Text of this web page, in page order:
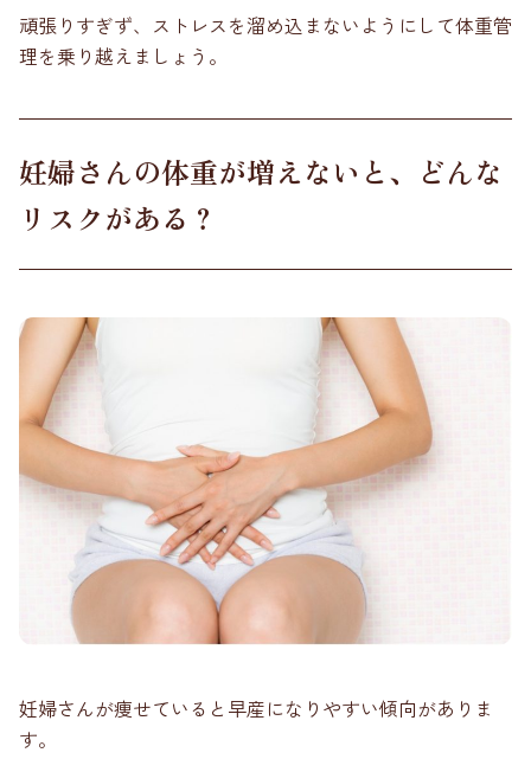
頑張りすぎず、ストレスを溜め込まないようにして体重管
理を乗り越えましょう。
妊婦さんの体重が増えないと、どんな
リスクがある？
妊婦さんが痩せていると早産になりやすい傾向がありま
す。